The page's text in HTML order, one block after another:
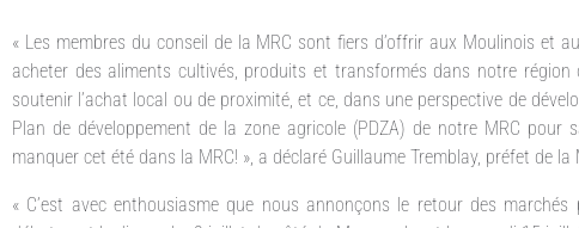
« Les membres du conseil de la MRC sont fiers d’offrir aux Moulinois et
acheter des aliments cultivés, produits et transformés dans notre région
soutenir l’achat local ou de proximité, et ce, dans une perspective de
Plan de développement de la zone agricole (PDZA) de notre MRC pour
manquer cet été dans la MRC! », a déclaré Guillaume Tremblay, préfet de
« C’est avec enthousiasme que nous annonçons le retour des marchés